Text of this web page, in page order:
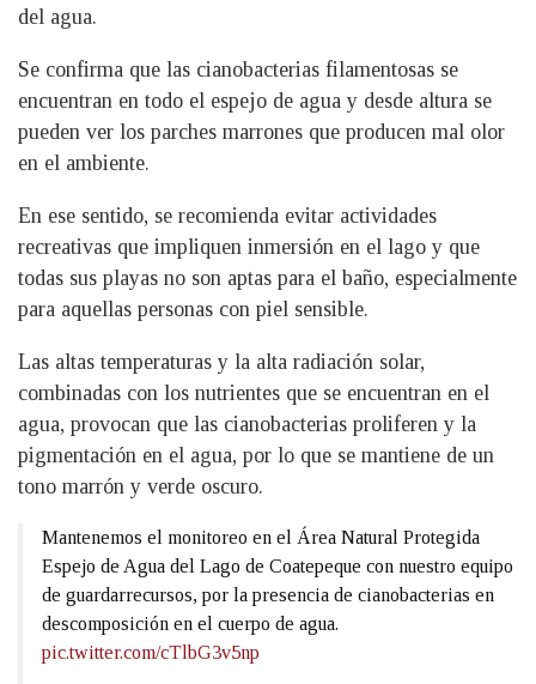
del agua.
Se confirma que las cianobacterias filamentosas se
encuentran en todo el espejo de agua y desde altura se
pueden ver los parches marrones que producen mal olor
en el ambiente.
En ese sentido, se recomienda evitar actividades
recreativas que impliquen inmersión en el lago y que
todas sus playas no son aptas para el baño, especialmente
para aquellas personas con piel sensible.
Las altas temperaturas y la alta radiación solar,
combinadas con los nutrientes que se encuentran en el
agua, provocan que las cianobacterias proliferen y la
pigmentación en el agua, por lo que se mantiene de un
tono marrón y verde oscuro.
Mantenemos el monitoreo en el Área Natural Protegida
Espejo de Agua del Lago de Coatepeque con nuestro equipo
de guardarrecursos, por la presencia de cianobacterias en
descomposición en el cuerpo de agua.
pic.twitter.com/cTlbG3v5np